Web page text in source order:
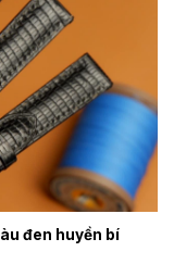
đen huyền bí